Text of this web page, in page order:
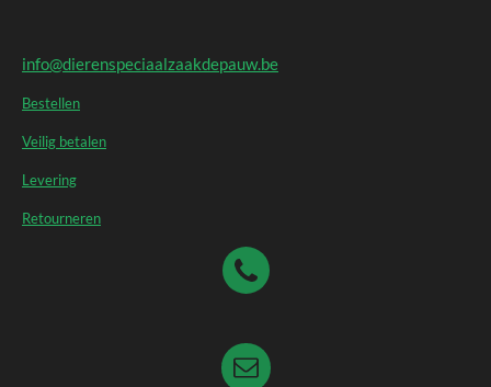
info@dierenspeciaalzaakdepauw.be
Bestellen
Veilig betalen
Levering
Retourneren